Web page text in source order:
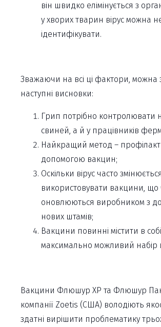
він швидко елімінується з
у хворих тварин вірус можна
ідентифікувати.
Зважаючи на всі ці фактори, можна
наступні висновки:
Грип потрібно контролювати
свиней, а й у працівників
Найкращий метод –
допомогою вакцин;
Оскільки вірус часто
використовувати вакцини, що
оновлюються виробником з
нових штамів;
Вакцини повинні містити в собі
максимально можливий набір
Вакцини Флюшур ХР та Флюшур
компанії Zoetis (США) володіють
здатні вирішити проблематику